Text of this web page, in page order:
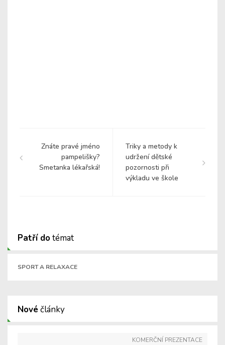
Znáte pravé jméno
pampelišky?
Smetanka lékařská!
Triky a metody k
udržení dětské
pozornosti při
výkladu ve škole
Patří dotémat
SPORT A RELAXACE
Nové články
KOMERČNÍ PREZENTACE